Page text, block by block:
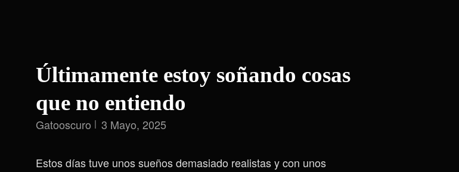
Últimamente estoy soñando cosas
que no entiendo
Gatooscuro 3 Mayo, 2025
Estos días tuve unos sueños demasiado realistas y con unos